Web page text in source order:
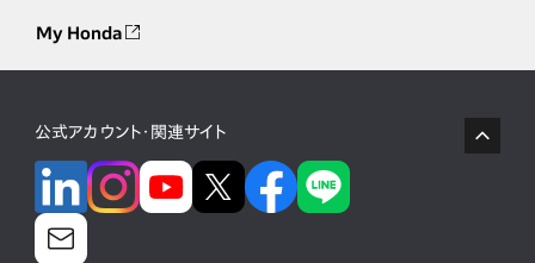
My Honda
公式アカウント・関連サイト